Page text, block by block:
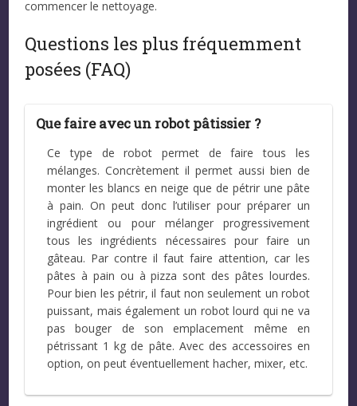
commencer le nettoyage.
Questions les plus fréquemment
posées (FAQ)
Que faire avec un robot pâtissier ?
Ce type de robot permet de faire tous les
mélanges. Concrètement il permet aussi bien de
monter les blancs en neige que de pétrir une pâte
à pain. On peut donc l’utiliser pour préparer un
ingrédient ou pour mélanger progressivement
tous les ingrédients nécessaires pour faire un
gâteau. Par contre il faut faire attention, car les
pâtes à pain ou à pizza sont des pâtes lourdes.
Pour bien les pétrir, il faut non seulement un robot
puissant, mais également un robot lourd qui ne va
pas bouger de son emplacement même en
pétrissant 1 kg de pâte. Avec des accessoires en
option, on peut éventuellement hacher, mixer, etc.